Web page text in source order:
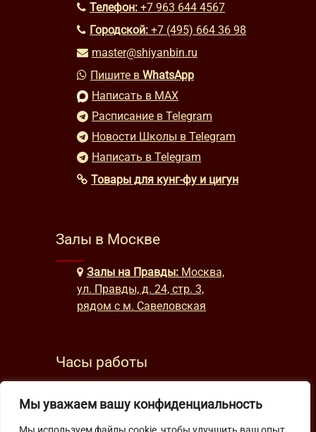
Мы уважаем вашу конфиденциальность
Телефон: +7 963 644 4567
Городской: +7 (495) 664 36 98
master@shiyanbin.ru
Пишите в WhatsApp
Написать в MAX
Расписание в Telegram
Новости Школы в Telegram
Написать в Telegram
Товары для кунг-фу и цигун
Залы в Москве
Залы на Правды: Москва,
ул. Правды, д. 24, стр. 3,
рядом с м. Савеловская
Часы работы
выходные: с 10:00 до 19:30